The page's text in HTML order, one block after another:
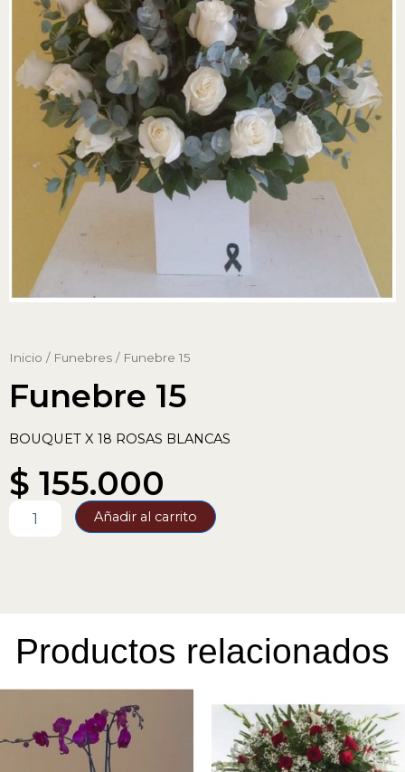
Inicio / Funebres / Funebre 15
Funebre 15
BOUQUET X 18 ROSAS BLANCAS
$ 155.000
Añadir al carrito
Productos relacionados